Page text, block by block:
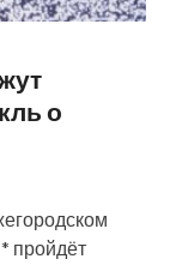
о
пройдёт